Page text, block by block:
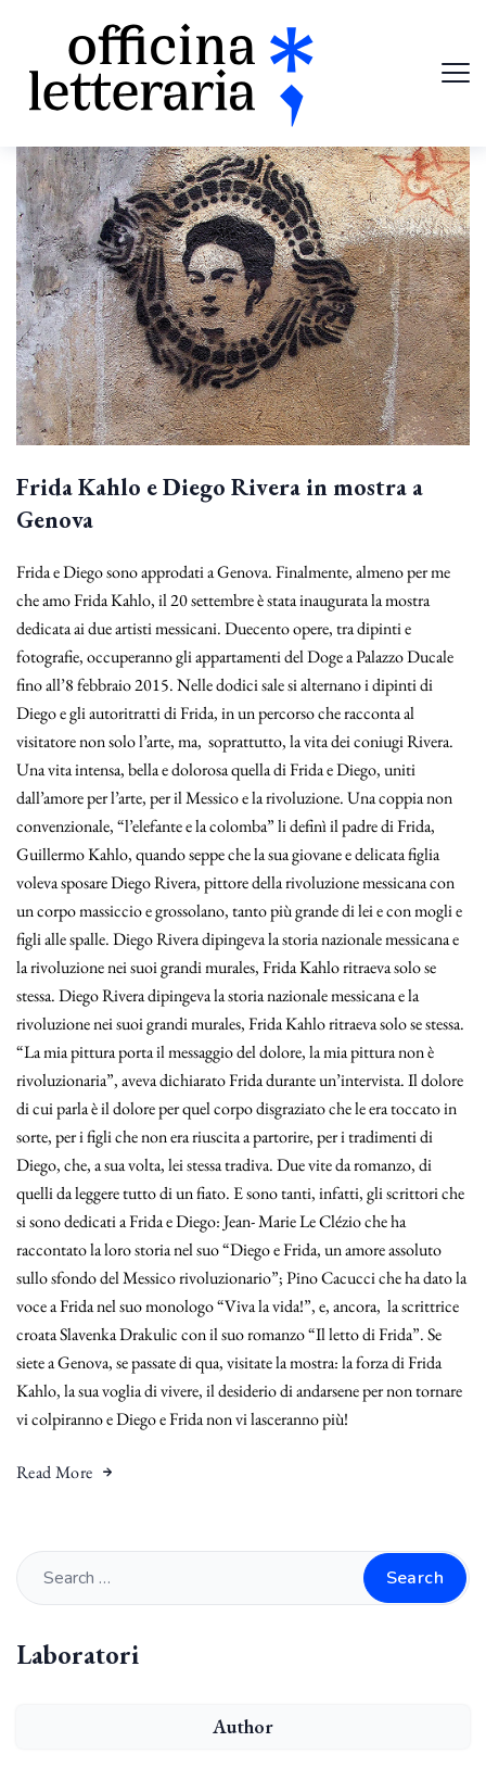
Frida Kahlo e Diego Rivera in mostra a
Genova
Frida e Diego sono approdati a Genova. Finalmente, almeno per me
che amo Frida Kahlo, il 20 settembre è stata inaugurata la mostra
dedicata ai due artisti messicani. Duecento opere, tra dipinti e
fotografie, occuperanno gli appartamenti del Doge a Palazzo Ducale
fino all’8 febbraio 2015. Nelle dodici sale si alternano i dipinti di
Diego e gli autoritratti di Frida, in un percorso che racconta al
visitatore non solo l’arte, ma, soprattutto, la vita dei coniugi Rivera.
Una vita intensa, bella e dolorosa quella di Frida e Diego, uniti
dall’amore per l’arte, per il Messico e la rivoluzione. Una coppia non
convenzionale, “l’elefante e la colomba” li definì il padre di Frida,
Guillermo Kahlo, quando seppe che la sua giovane e delicata figlia
voleva sposare Diego Rivera, pittore della rivoluzione messicana con
un corpo massiccio e grossolano, tanto più grande di lei e con mogli e
figli alle spalle. Diego Rivera dipingeva la storia nazionale messicana e
la rivoluzione nei suoi grandi murales, Frida Kahlo ritraeva solo se
stessa. Diego Rivera dipingeva la storia nazionale messicana e la
rivoluzione nei suoi grandi murales, Frida Kahlo ritraeva solo se stessa.
“La mia pittura porta il messaggio del dolore, la mia pittura non è
rivoluzionaria”, aveva dichiarato Frida durante un’intervista. Il dolore
di cui parla è il dolore per quel corpo disgraziato che le era toccato in
sorte, per i figli che non era riuscita a partorire, per i tradimenti di
Diego, che, a sua volta, lei stessa tradiva. Due vite da romanzo, di
quelli da leggere tutto di un fiato. E sono tanti, infatti, gli scrittori che
si sono dedicati a Frida e Diego: Jean- Marie Le Clézio che ha
raccontato la loro storia nel suo “Diego e Frida, un amore assoluto
sullo sfondo del Messico rivoluzionario”; Pino Cacucci che ha dato la
voce a Frida nel suo monologo “Viva la vida!”, e, ancora, la scrittrice
croata Slavenka Drakulic con il suo romanzo “Il letto di Frida”. Se
siete a Genova, se passate di qua, visitate la mostra: la forza di Frida
Kahlo, la sua voglia di vivere, il desiderio di andarsene per non tornare
vi colpiranno e Diego e Frida non vi lasceranno più!
Read More
Search
Laboratori
Author